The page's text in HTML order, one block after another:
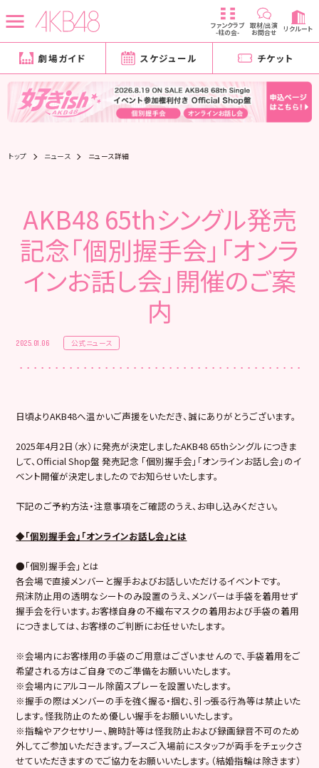
ファンクラブ
-柱の会-
取材/出演
お問合せ リクルート
劇場ガイド スケジュール チケット
トップ ニュース ニュース詳細
AKB48 65thシングル発売
記念「個別握手会」「オンラ
インお話し会」開催のご案
内
2025.01.06 公式ニュース
日頃よりAKB48へ温かいご声援をいただき、誠にありがとうございます。
2025年4月2日（水）に発売が決定しましたAKB48 65thシングルにつきま
して、Official Shop盤 発売記念 「個別握手会」「オンラインお話し会」のイ
ベント開催が決定しましたのでお知らせいたします。
下記のご予約方法・注意事項をご確認のうえ、お申し込みください。
◆「個別握手会」「オンラインお話し会」とは
●「個別握手会」とは
各会場で直接メンバーと握手およびお話しいただけるイベントです。
飛沫防止用の透明なシートのみ設置のうえ、メンバーは手袋を着用せず
握手会を行います。お客様自身の不織布マスクの着用および手袋の着用
につきましては、お客様のご判断にお任せいたします。
※会場内にお客様用の手袋のご用意はございませんので、手袋着用をご
希望される方はご自身でのご準備をお願いいたします。
※会場内にアルコール除菌スプレーを設置いたします。
※握手の際はメンバーの手を強く握る・掴む、引っ張る行為等は禁止いた
します。怪我防止のため優しい握手をお願いいたします。
※指輪やアクセサリー、腕時計等は怪我防止および録画録音不可のため
外してご参加いただきます。ブースご入場前にスタッフが両手をチェックさ
せていただきますのでご協力をお願いいたします。（結婚指輪は除きます）